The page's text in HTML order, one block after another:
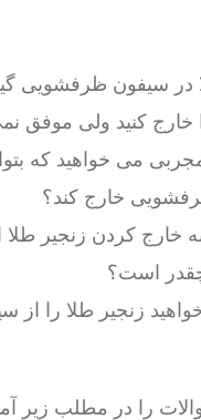
در سیفون ظرفشویی
خارج کنید ولی موفق
می خواهید که
خارج کند؟
خارج کردن زنجیر طلا
است؟
زنجیر طلا را
را در مطلب زیر